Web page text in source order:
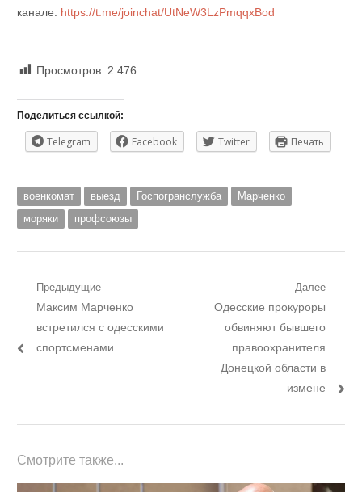
канале: https://t.me/joinchat/UtNeW3LzPmqqxBod
Просмотров: 2 476
Поделиться ссылкой:
Telegram Facebook Twitter Печать
военкомат выезд Госпогранслужба
Марченко
моряки
профсоюзы
Навигация
записям
Предыдущие
Предыдущий
пост:
Максим Марченко
встретился с одесскими
спортсменами
Далее
Следующий
пост:
Одесские прокуроры
обвиняют бывшего
правоохранителя
Донецкой области в
измене
Смотрите также...